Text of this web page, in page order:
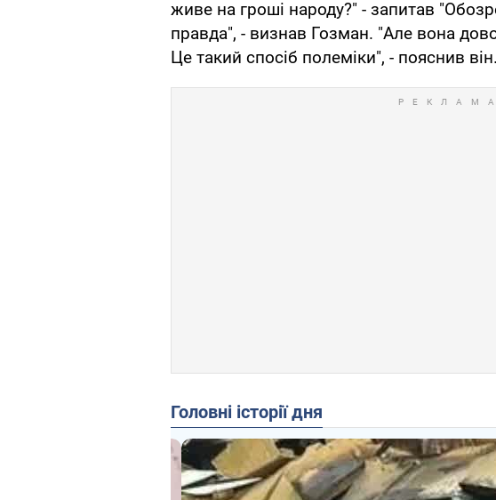
живе на гроші народу?" - запитав
правда", - визнав Гозман. "Але вона
Це такий спосіб полеміки", - пояснив він.
Головні історії дня